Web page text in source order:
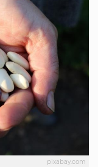
pixabay.com